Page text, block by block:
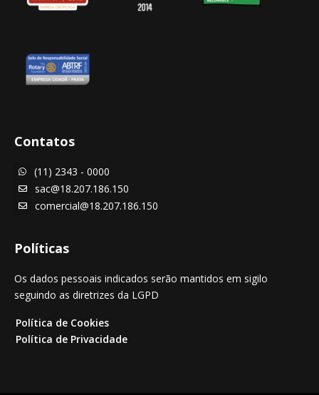
Contatos
 (11) 2343 - 0000
 sac@18.207.186.150
 comercial@18.207.186.150
Políticas
Os dados pessoais indicados serão mantidos em sigilo
seguindo as diretrizes da LGPD
Política de Cookies
Política de Privacidade